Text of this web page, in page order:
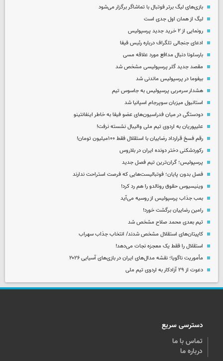
بازی‌های لیگ برتر فوتبال با تماشاگر برگزار می‌شود
لیگ از همان اول جدی است
رونمایی از ۲ خرید جدید پرسپولیس
ادعای جنجالی تلگراف درباره رئیس فیفا
بارسلونا دنبال مدافع مورد علاقه مسی
مقصد جدید گلر پرسپولیسی مشخص شد
بیفوما در پرسپولیس ماندنی شد
هشدار سرمربی پرسپولیس به جاسوس تیم
استانبول میزبان سوپرجام اسپانیا شد
دودستگی در میان فدراسیون‌های عضو فیفا به خاطر اینفانتینو
علیپوریان به اردوی تیم ملی والیبال نشسته نرفت!
رقم فسخ قرارداد رضاییان با استقلال فقط ۱۰۰میلیون تومان!
رکوردشکنی دختر دونده ایران در بلاروس
پرسپولیس؛ گران‌ترین تیم فصل جدید
فصل بدون پایان؛ فوتبالیست‌هایی که فرصت استراحت ندارند
وینیسیوس حقوق رونالدو را هم رد کرد!
بمب جذاب پرسپولیس از روسیه می‌آید
رامین رضاییان برگشت خورد!
تیم بعدی محمد صلاح مشخص شد
کاپیتان‌های استقلال مشخص شدند/ انتخاب جذاب سهراب
استقلال را فقط یک معجزه نجات می‌دهد!
مأموریت ناگویا؛ نقشه مدال‌های ایران در بازی‌های آسیایی ۲۰۲۶
دعوت از ۲۹ آزادکار به اردوی تیم ملی
دسترسی سریع
تماس با ما
درباره ما